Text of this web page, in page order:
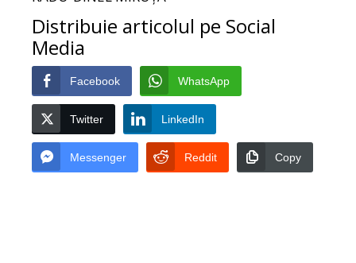
Distribuie articolul pe Social
Media
Facebook WhatsApp
Twitter LinkedIn
Messenger Reddit Copy